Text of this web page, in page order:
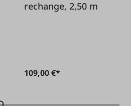
rechange, 2,50 m
109,00 €*